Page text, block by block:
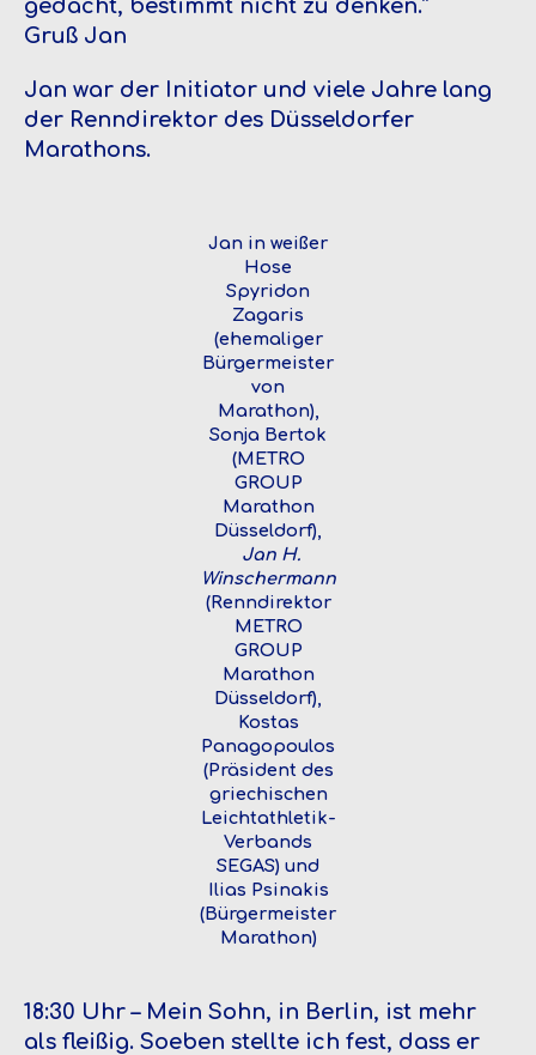
gedacht, bestimmt nicht zu denken.“
Gruß Jan
Jan war der Initiator und viele Jahre lang
der Renndirektor des Düsseldorfer
Marathons.
Jan in weißer
Hose
Spyridon
Zagaris
(ehemaliger
Bürgermeister
von
Marathon),
Sonja Bertok
(METRO
GROUP
Marathon
Düsseldorf),
Jan H.
Winschermann
(Renndirektor
METRO
GROUP
Marathon
Düsseldorf),
Kostas
Panagopoulos
(Präsident des
griechischen
Leichtathletik-
Verbands
SEGAS) und
Ilias Psinakis
(Bürgermeister
Marathon)
18:30 Uhr – Mein Sohn, in Berlin, ist mehr
als fleißig. Soeben stellte ich fest, dass er